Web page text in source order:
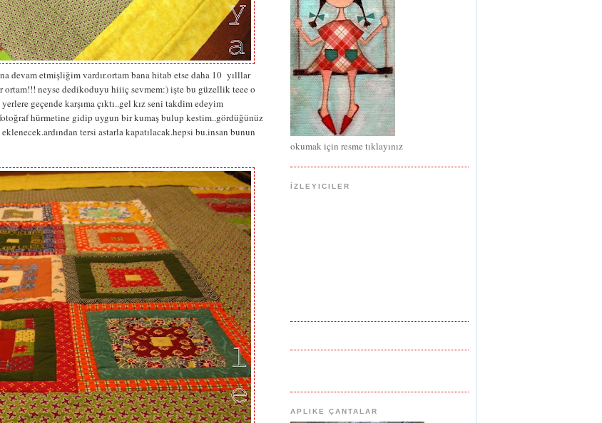
devam etmişliğim vardır.ortam bana hitab etse daha 10 yılllar
neyse dedikoduyu hiiiç sevmem:) işte bu güzellik teee o
geçende karşıma çıktı..gel kız seni takdim edeyim
hürmetine gidip uygun bir kumaş bulup kestim..gördüğünüz
tersi astarla kapatılacak.hepsi bu.insan bunun
okumak için resme tıklayınız
İZLEYICILER
APLIKE ÇANTALAR